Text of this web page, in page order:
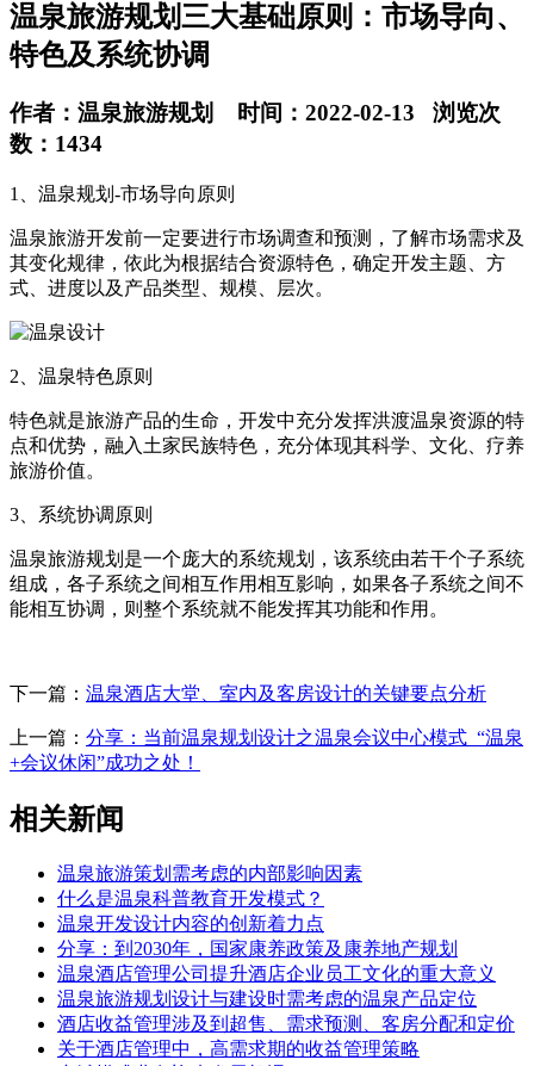
温泉旅游规划三大基础原则：市场导向、
特色及系统协调
作者：温泉旅游规划 时间：2022-02-13 浏览次
数：1434
1、温泉规划-市场导向原则
温泉旅游开发前一定要进行市场调查和预测，了解市场需求及
其变化规律，依此为根据结合资源特色，确定开发主题、方
式、进度以及产品类型、规模、层次。
2、温泉特色原则
特色就是旅游产品的生命，开发中充分发挥洪渡温泉资源的特
点和优势，融入土家民族特色，充分体现其科学、文化、疗养
旅游价值。
3、系统协调原则
温泉旅游规划是一个庞大的系统规划，该系统由若干个子系统
组成，各子系统之间相互作用相互影响，如果各子系统之间不
能相互协调，则整个系统就不能发挥其功能和作用。
下一篇： 温泉酒店大堂、室内及客房设计的关键要点分析
上一篇： 分享：当前温泉规划设计之温泉会议中心模式_“温泉
+会议休闲”成功之处！
相关新闻
温泉旅游策划需考虑的内部影响因素
什么是温泉科普教育开发模式？
温泉开发设计内容的创新着力点
分享：到2030年，国家康养政策及康养地产规划
温泉酒店管理公司提升酒店企业员工文化的重大意义
温泉旅游规划设计与建设时需考虑的温泉产品定位
酒店收益管理涉及到超售、需求预测、客房分配和定价
关于酒店管理中，高需求期的收益管理策略